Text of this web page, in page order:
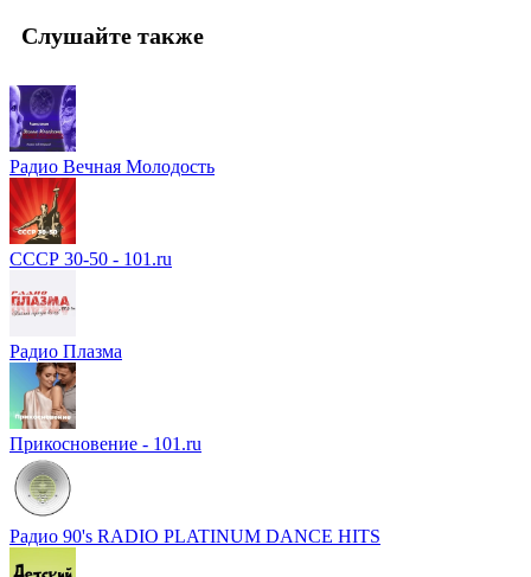
Слушайте также
Радио Вечная Молодость
СССР 30-50 - 101.ru
Радио Плазма
Прикосновение - 101.ru
Радио 90's RADIO PLATINUM DANCE HITS